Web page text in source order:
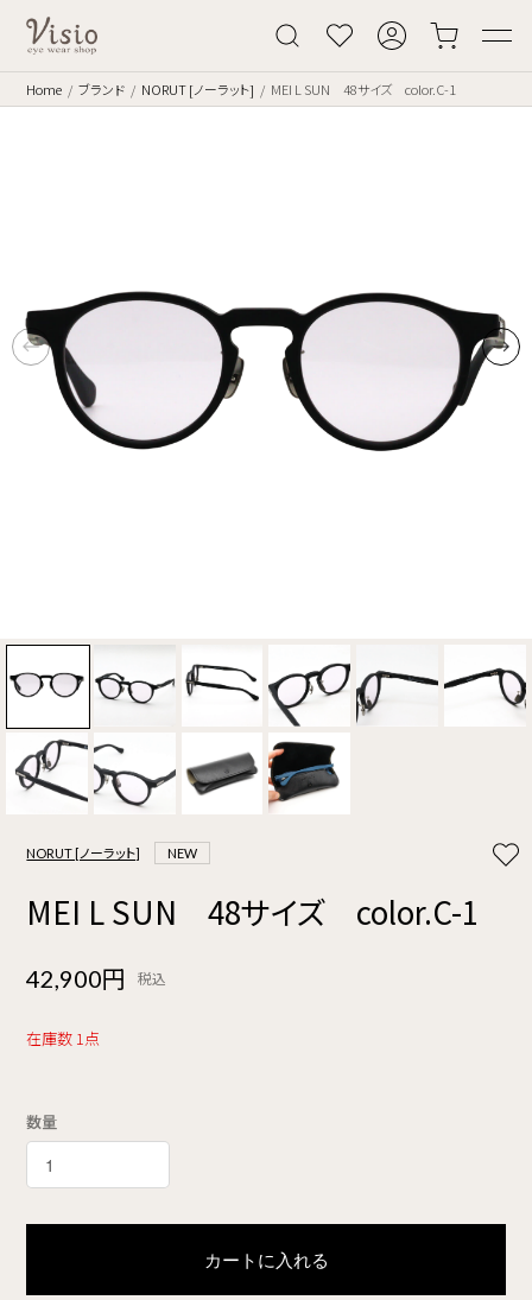
Home ブランド NORUT [ノーラット] MEI L SUN 48サイズ color.C-1
NORUT [ノーラット] NEW
MEI L SUN 48サイズ color.C-1
42,900円 税込
在庫数 1点
数量
カートに入れる